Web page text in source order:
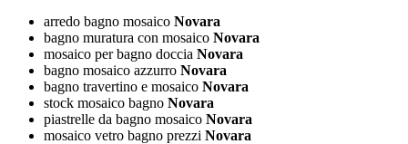
arredo bagno mosaico Novara
bagno muratura con mosaico Novara
mosaico per bagno doccia Novara
bagno mosaico azzurro Novara
bagno travertino e mosaico Novara
stock mosaico bagno Novara
piastrelle da bagno mosaico Novara
mosaico vetro bagno prezzi Novara